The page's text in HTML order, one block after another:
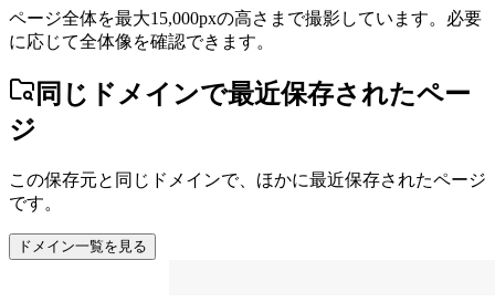
ページ全体を最大15,000pxの高さまで撮影しています。必要
に応じて全体像を確認できます。
同じドメインで最近保存されたペー
ジ
この保存元と同じドメインで、ほかに最近保存されたページ
です。
ドメイン一覧を見る